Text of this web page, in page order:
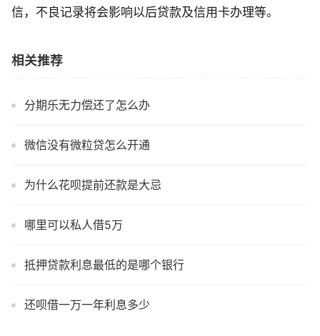
信，不良记录将会影响以后贷款及信用卡办理等。
相关推荐
分期乐无力偿还了怎么办
微信没有微粒贷怎么开通
为什么花呗提前还款是大忌
哪里可以私人借5万
抵押贷款利息最低的是哪个银行
还呗借一万一年利息多少